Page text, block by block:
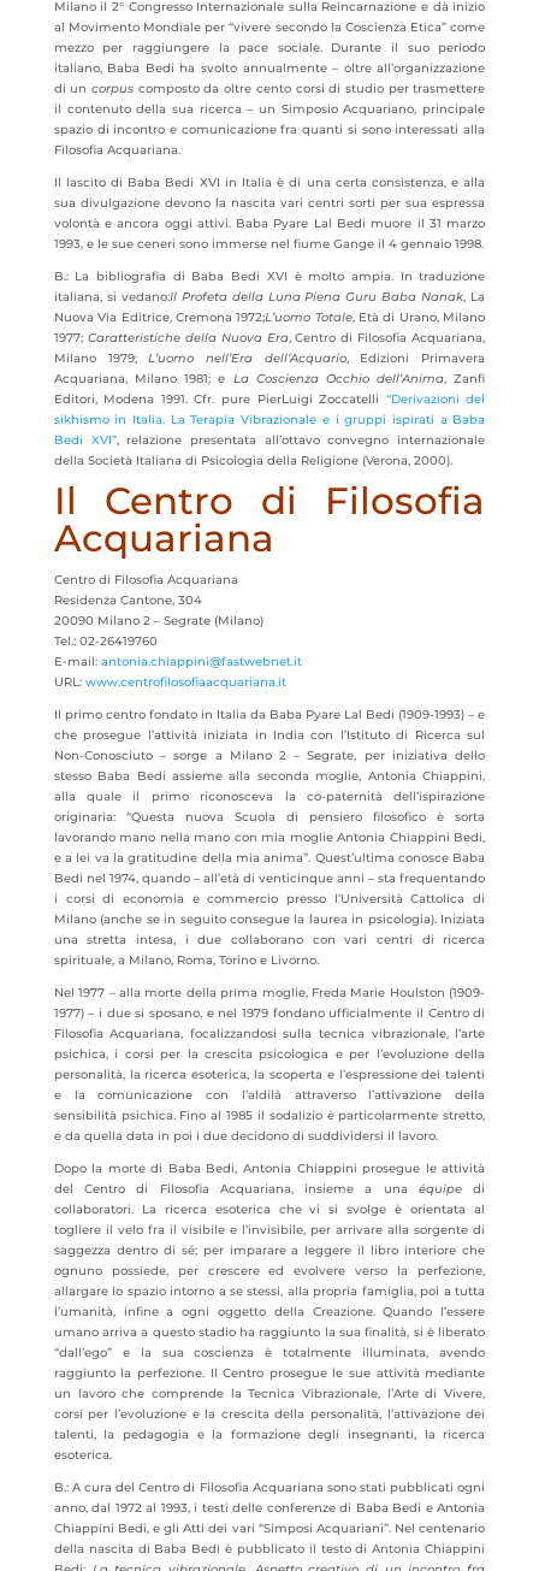
Milano il 2° Congresso Internazionale sulla Reincarnazione e dà inizio
al Movimento Mondiale per “vivere secondo la Coscienza Etica” come
mezzo per raggiungere la pace sociale. Durante il suo periodo
italiano, Baba Bedi ha svolto annualmente – oltre all’organizzazione
di uncorpus composto da oltre cento corsi di studio per trasmettere
il contenuto della sua ricerca – un Simposio Acquariano, principale
spazio di incontro e comunicazione fra quanti si sono interessati alla
Filosofia Acquariana.
Il lascito di Baba Bedi XVI in Italia è di una certa consistenza, e alla
sua divulgazione devono la nascita vari centri sorti per sua espressa
volontà e ancora oggi attivi. Baba Pyare Lal Bedi muore il 31 marzo
1993, e le sue ceneri sono immerse nel fiume Gange il 4 gennaio 1998.
B.: La bibliografia di Baba Bedi XVI è molto ampia. In traduzione
italiana, si vedano:Il Profeta della Luna Piena Guru Baba Nanak, La
Nuova Via Editrice, Cremona 1972;L’uomo Totale, Età di Urano, Milano
1977; Caratteristiche della Nuova Era, Centro di Filosofia Acquariana,
Milano 1979;L’uomo nell’Era dell’Acquario, Edizioni Primavera
Acquariana, Milano 1981; e La Coscienza Occhio dell’Anima, Zanfi
Editori, Modena 1991. Cfr. pure PierLuigi Zoccatelli “Derivazioni del
sikhismo in Italia. La Terapia Vibrazionale e i gruppi ispirati a Baba
Bedi XVI”, relazione presentata all’ottavo convegno internazionale
della Società Italiana di Psicologia della Religione (Verona, 2000).
Il Centro di Filosofia
Acquariana
Centro di Filosofia Acquariana
Residenza Cantone, 304
20090 Milano 2 – Segrate (Milano)
Tel.: 02-26419760
E-mail: antonia.chiappini@fastwebnet.it
URL:www.centrofilosofiaacquariana.it
Il primo centro fondato in Italia da Baba Pyare Lal Bedi (1909-1993) – e
che prosegue l’attività iniziata in India con l’Istituto di Ricerca sul
Non-Conosciuto – sorge a Milano 2 – Segrate, per iniziativa dello
stesso Baba Bedi assieme alla seconda moglie, Antonia Chiappini,
alla quale il primo riconosceva la co-paternità dell’ispirazione
originaria: “Questa nuova Scuola di pensiero filosofico è sorta
lavorando mano nella mano con mia moglie Antonia Chiappini Bedi,
e a lei va la gratitudine della mia anima”. Quest’ultima conosce Baba
Bedi nel 1974, quando – all’età di venticinque anni – sta frequentando
i corsi di economia e commercio presso l’Università Cattolica di
Milano (anche se in seguito consegue la laurea in psicologia). Iniziata
una stretta intesa, i due collaborano con vari centri di ricerca
spirituale, a Milano, Roma, Torino e Livorno.
Nel 1977 – alla morte della prima moglie, Freda Marie Houlston (1909-
1977) – i due si sposano, e nel 1979 fondano ufficialmente il Centro di
Filosofia Acquariana, focalizzandosi sulla tecnica vibrazionale, l’arte
psichica, i corsi per la crescita psicologica e per l’evoluzione della
personalità, la ricerca esoterica, la scoperta e l’espressione dei talenti
e la comunicazione con l’aldilà attraverso l’attivazione della
sensibilità psichica. Fino al 1985 il sodalizio è particolarmente stretto,
e da quella data in poi i due decidono di suddividersi il lavoro.
Dopo la morte di Baba Bedi, Antonia Chiappini prosegue le attività
del Centro di Filosofia Acquariana, insieme a una équipedi
collaboratori. La ricerca esoterica che vi si svolge è orientata al
togliere il velo fra il visibile e l’invisibile, per arrivare alla sorgente di
saggezza dentro di sé; per imparare a leggere il libro interiore che
ognuno possiede, per crescere ed evolvere verso la perfezione,
allargare lo spazio intorno a se stessi, alla propria famiglia, poi a tutta
l’umanità, infine a ogni oggetto della Creazione. Quando l’essere
umano arriva a questo stadio ha raggiunto la sua finalità, si è liberato
“dall’ego” e la sua coscienza è totalmente illuminata, avendo
raggiunto la perfezione. Il Centro prosegue le sue attività mediante
un lavoro che comprende la Tecnica Vibrazionale, l’Arte di Vivere,
corsi per l’evoluzione e la crescita della personalità, l’attivazione dei
talenti, la pedagogia e la formazione degli insegnanti, la ricerca
esoterica.
B.: A cura del Centro di Filosofia Acquariana sono stati pubblicati ogni
anno, dal 1972 al 1993, i testi delle conferenze di Baba Bedi e Antonia
Chiappini Bedi, e gli Atti dei vari “Simposi Acquariani”. Nel centenario
della nascita di Baba Bedi è pubblicato il testo di Antonia Chiappini